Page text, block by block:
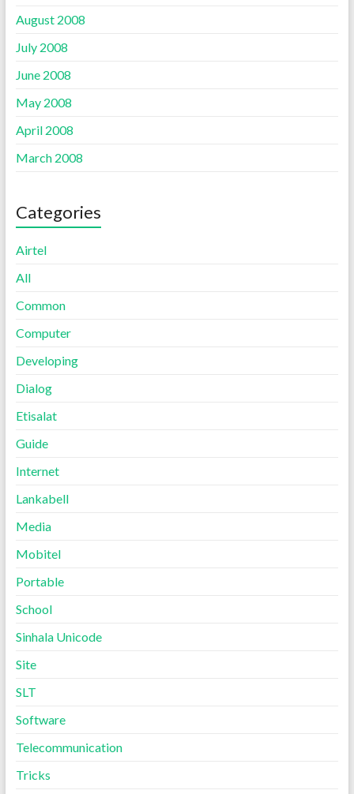
August 2008
July 2008
June 2008
May 2008
April 2008
March 2008
Categories
Airtel
All
Common
Computer
Developing
Dialog
Etisalat
Guide
Internet
Lankabell
Media
Mobitel
Portable
School
Sinhala Unicode
Site
SLT
Software
Telecommunication
Tricks